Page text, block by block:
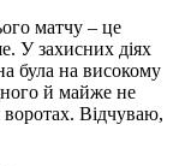
матчу – це
У захисних діях
була на високому
й майже не
Відчуваю,